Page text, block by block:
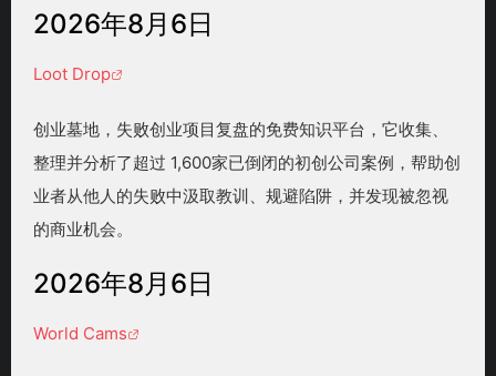
2026年8月6日
Loot Drop
创业墓地，失败创业项目复盘的免费知识平台，它收集、
整理并分析了超过 1,600家已倒闭的初创公司案例，帮助创
业者从他人的失败中汲取教训、规避陷阱，并发现被忽视
的商业机会。
2026年8月6日
World Cams